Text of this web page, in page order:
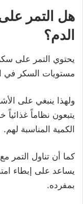
هل التمر
الدم؟
يحتوي التمر على
مستويات السكر في
ولهذا ينبغي على
يتبعون نظاماً
الكمية المناسبة لهم.
كما أن تناول التمر
يساعد على إبطاء
بمفرده.